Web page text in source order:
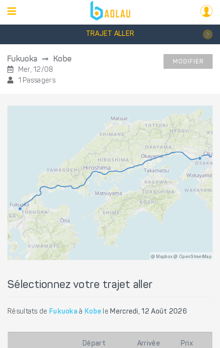
TRAJET ALLER
Fukuoka Kobe
Mer, 12/08
1 Passagers
MODIFIER
@ Mapbox @ OpenStreetMap
Sélectionnez votre trajet aller
Résultats de Fukuoka à Kobe le Mercredi, 12 Août 2026
Départ Arrivée Prix